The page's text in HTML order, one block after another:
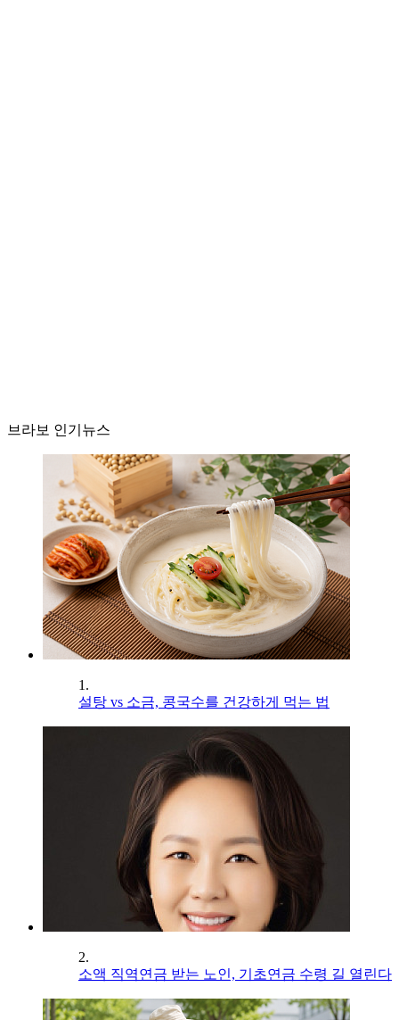
브라보 인기뉴스
1.
설탕 vs 소금, 콩국수를 건강하게 먹는 법
2.
소액 직역연금 받는 노인, 기초연금 수령 길 열린다